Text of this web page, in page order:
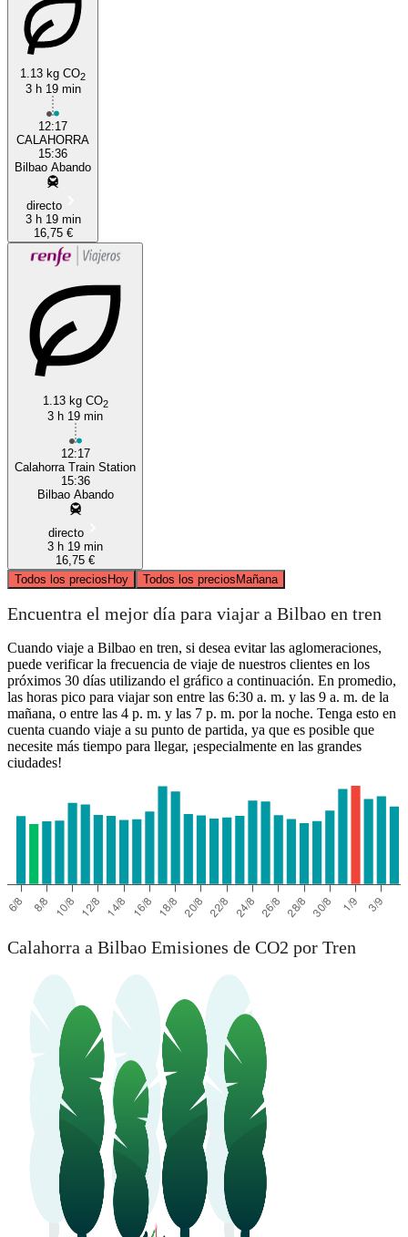
1.13 kg CO2
3 h 19 min
12:17
CALAHORRA
15:36
Bilbao Abando
directo
3 h 19 min
16,75 €
1.13 kg CO2
3 h 19 min
12:17
Calahorra Train Station
15:36
Bilbao Abando
directo
3 h 19 min
16,75 €
Todos los preciosHoy Todos los preciosMañana
Encuentra el mejor día para viajar a Bilbao en tren
Cuando viaje a Bilbao en tren, si desea evitar las aglomeraciones,
puede verificar la frecuencia de viaje de nuestros clientes en los
próximos 30 días utilizando el gráfico a continuación. En promedio,
las horas pico para viajar son entre las 6:30 a. m. y las 9 a. m. de la
mañana, o entre las 4 p. m. y las 7 p. m. por la noche. Tenga esto en
cuenta cuando viaje a su punto de partida, ya que es posible que
necesite más tiempo para llegar, ¡especialmente en las grandes
ciudades!
Calahorra a Bilbao Emisiones de CO2 por Tren